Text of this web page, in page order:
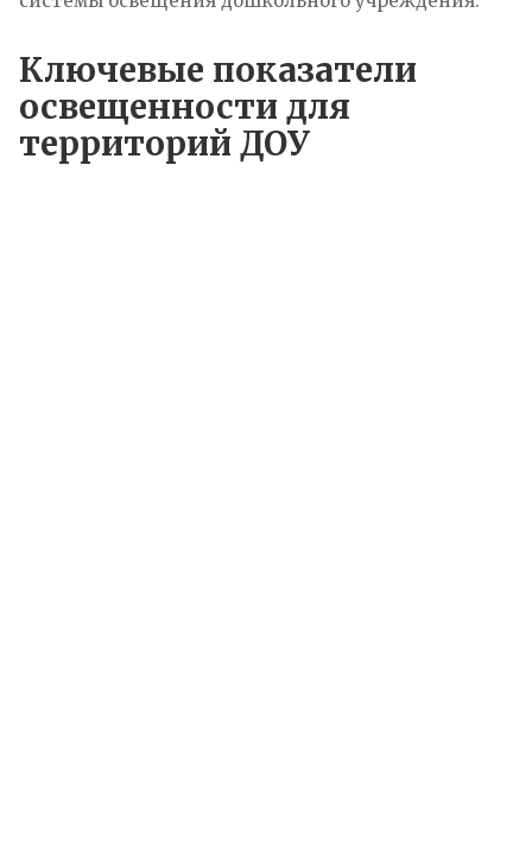
Ключевые показатели
освещенности для
территорий ДОУ